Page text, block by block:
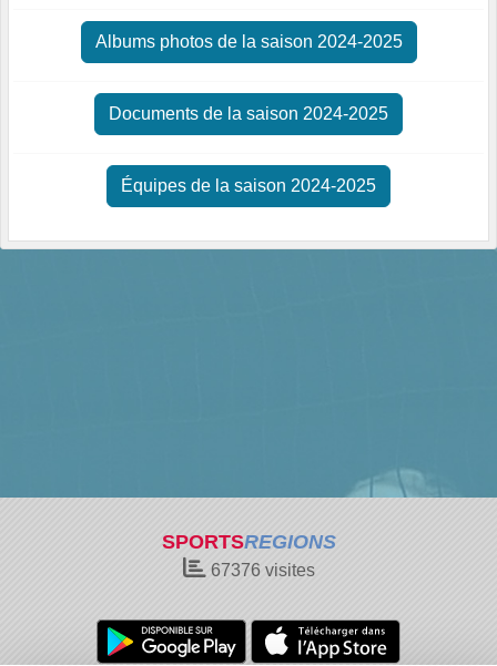
Albums photos de la saison 2024-2025
Documents de la saison 2024-2025
Équipes de la saison 2024-2025
SPORTSREGIONS
67376visites